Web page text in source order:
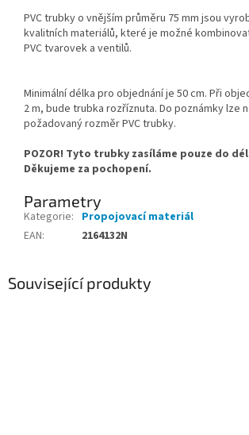
PVC trubky o vnějším průměru 75 mm jsou
kvalitních materiálů, které je možné
PVC tvarovek a ventilů.
Minimální délka pro objednání je 50 cm. Při
2 m, bude trubka rozříznuta. Do poznámky lze
požadovaný rozměr PVC trubky.
POZOR! Tyto trubky zasíláme pouze do
Děkujeme za pochopení.
Parametry
Kategorie: Propojovací materiál
EAN: 2164132N
Související produkty